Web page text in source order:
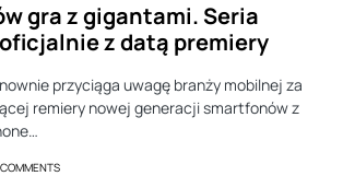
gra z gigantami. Seria
z datą premiery
przyciąga uwagę branży mobilnej za
remiery nowej generacji smartfonów z